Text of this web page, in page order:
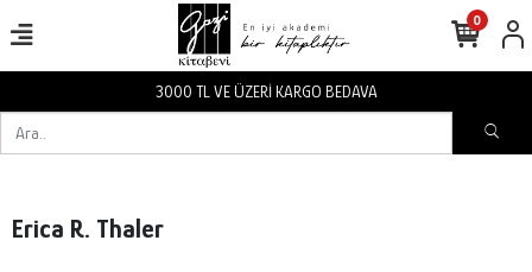
3000 TL VE ÜZERİ KARGO BEDAVA
0
Erica R. Thaler